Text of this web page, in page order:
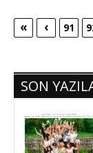
« ‹ 91
SON